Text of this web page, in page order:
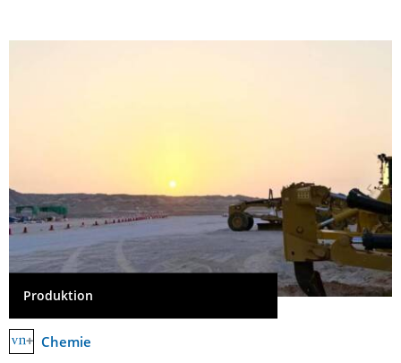
Produktion
Chemie